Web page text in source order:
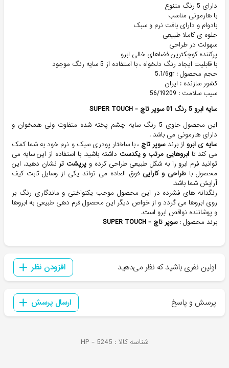
دارای 5 رنگ متنوع
با هارمونی مناسب
بادوام و دارای بافت نرم و سبک
جلوه ی کاملا طبیعی
سهولت در طراحی
پرکننده کوچکترین فضاهای خالی ابرو
با قابلیت ایجاد رنگ دلخواه ، با استفاده از 5 سایه رنگ موجود
حجم محصول : 5.1/6gr
کشور سازنده : ایران
سیب سلامت : 56/19209
سایه ابرو 5 رنگ 01 سوپر تاچ - SUPER TOUCH
این محصول حاوی 5 رنگ سایه چشم پخته شده متفاوت ولی همخوان و
دارای هارمونی می باشد .
سایه ی ابرو از برندسوپر تاچ ، با ساختار پودری سبک و نرم خود به شما کمک
می کند تاابروهایی مرتب و یکدست داشته باشید. با استفاده از این سایه می
توانید فرم ابرو را به شکل طبیعی طراحی کرده و پرپشت تر نشان دهید. این
محصول با طراحی و کارایی فوق العاده می تواند یکی از وسایل ثابت کیف
آرایش شما باشد.
رنگدانه های فشرده در این محصول موجب یکنواختی و ماندگاری رنگ بر
روی ابروها می گردد و از خواص دیگر این محصول فرم دهی طبیعی به ابروها
و پوشاننده نواقص ابرو است.
برند محصول :سوپر تاچ - SUPER TOUCH
اولین نفری باشید که نظر می‌دهید افزودن نظر
پرسش و پاسخ ارسال پرسش
شناسه کالا : HP - 5245